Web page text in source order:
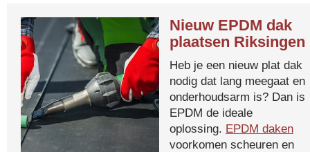
Nieuw EPDM dak
plaatsen Riksingen
Heb je een nieuw plat dak
nodig dat lang meegaat en
onderhoudsarm is? Dan is
EPDM de ideale
oplossing. EPDM daken
voorkomen scheuren en